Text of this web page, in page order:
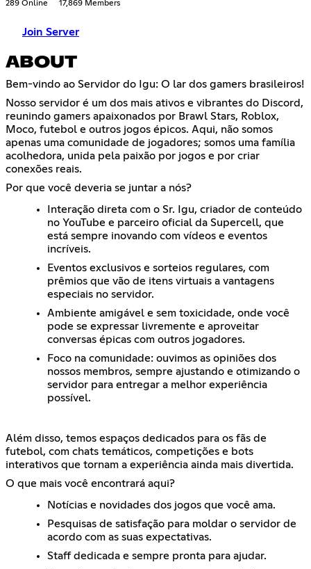
289 Online 17,869 Members
Join Server
ABOUT
Bem-vindo ao Servidor do Igu: O lar dos gamers brasileiros!
Nosso servidor é um dos mais ativos e vibrantes do Discord,
reunindo gamers apaixonados por Brawl Stars, Roblox,
Moco, futebol e outros jogos épicos. Aqui, não somos
apenas uma comunidade de jogadores; somos uma família
acolhedora, unida pela paixão por jogos e por criar
conexões reais.
Por que você deveria se juntar a nós?
Interação direta com o Sr. Igu, criador de conteúdo
no YouTube e parceiro oficial da Supercell, que
está sempre inovando com vídeos e eventos
incríveis.
Eventos exclusivos e sorteios regulares, com
prêmios que vão de itens virtuais a vantagens
especiais no servidor.
Ambiente amigável e sem toxicidade, onde você
pode se expressar livremente e aproveitar
conversas épicas com outros jogadores.
Foco na comunidade: ouvimos as opiniões dos
nossos membros, sempre ajustando e otimizando o
servidor para entregar a melhor experiência
possível.
Além disso, temos espaços dedicados para os fãs de
futebol, com chats temáticos, competições e bots
interativos que tornam a experiência ainda mais divertida.
O que mais você encontrará aqui?
Notícias e novidades dos jogos que você ama.
Pesquisas de satisfação para moldar o servidor de
acordo com as suas expectativas.
Staff dedicada e sempre pronta para ajudar.